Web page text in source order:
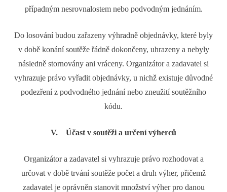
případným nesrovnalostem nebo podvodným jednáním.
Do losování budou zařazeny výhradně objednávky, které byly
v době konání soutěže řádně dokončeny, uhrazeny a nebyly
následně stornovány ani vráceny. Organizátor a zadavatel si
vyhrazuje právo vyřadit objednávky, u nichž existuje důvodné
podezření z podvodného jednání nebo zneužití soutěžního
kódu.
V. Účast v soutěži a určení výherců
Organizátor a zadavatel si vyhrazuje právo rozhodovat a
určovat v době trvání soutěže počet a druh výher, přičemž
zadavatel je oprávněn stanovit množství výher pro danou